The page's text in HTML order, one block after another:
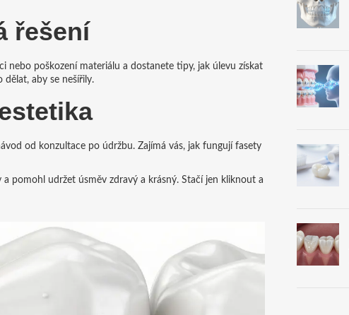
řešení
nebo poškození materiálu a dostanete tipy, jak úlevu získat
dělat, aby se nešířily.
od konzultace po údržbu. Zajímá vás, jak fungují fasety
pomohl udržet úsměv zdravý a krásný. Stačí jen kliknout a